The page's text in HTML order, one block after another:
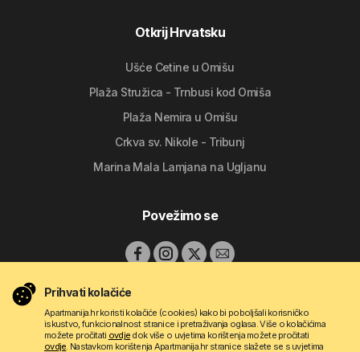
Otkrij Hrvatsku
Ušće Cetine u Omišu
Plaža Stružica - Trnbusi kod Omiša
Plaža Nemira u Omišu
Crkva sv. Nikole - Tribunj
Marina Mala Lamjana na Ugljanu
Povežimo se
Prihvati kolačiće
Apartmanija.hr koristi kolačiće (cookies) kako bi poboljšali korisničko
iskustvo, funkcionalnost stranice i pretraživanja oglasa. Više o kolačićima
možete pročitati ovdje dok više o uvjetima korištenja možete pročitati
ovdje. Nastavkom korištenja Apartmanija.hr stranice slažete se s uvjetima